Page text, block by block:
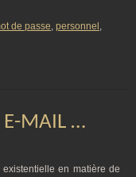
de passe, personnel ,
E-MAIL …
existentielle en matière de